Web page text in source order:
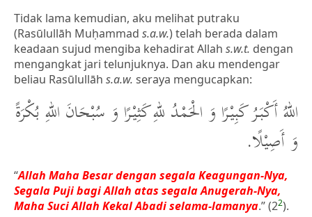
Tidak lama kemudian, aku melihat putraku
(Rasūlullāh Muḥammad s.a.w.) telah berada dalam
keadaan sujud mengiba kehadirat Allah s.w.t. dengan
mengangkat jari telunjuknya. Dan aku mendengar
beliau Rasūlullāh s.a.w. seraya mengucapkan:
اللهُ أَكْبَرُ كَبِيْرًا وَ الْحَمْدُ للهِ كَثِيْرًا وَ سُبْحَانَ اللهِ بُكْرَةً
وَ أَصِيْلًا.
“Allah Maha Besar dengan segala Keagungan-Nya,
Segala Puji bagi Allah atas segala Anugerah-Nya,
Maha Suci Allah Kekal Abadi selama-lamanya.” (22).